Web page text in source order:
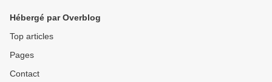
Hébergé par Overblog
Top articles
Pages
Contact